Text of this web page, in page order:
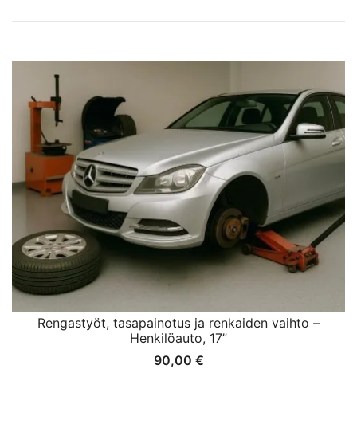
Rengastyöt, tasapainotus ja renkaiden vaihto –
Henkilöauto, 17”
90,00 €